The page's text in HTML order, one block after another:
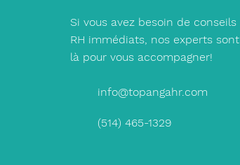
Si vous avez besoin de conseils
RH immédiats, nos experts sont
là pour vous accompagner!
info@topangahr.com
(514) 465-1329